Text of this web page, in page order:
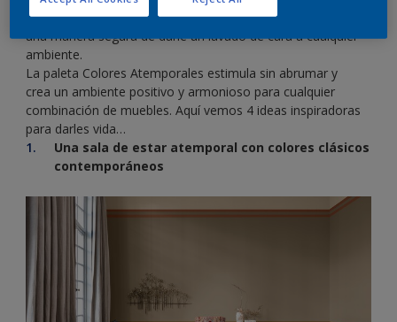
pueden funcionar en un ambiente moderno o tradicional,
una manera segura de darle un lavado de cara a cualquier
ambiente.
La paleta Colores Atemporales estimula sin abrumar y
crea un ambiente positivo y armonioso para cualquier
combinación de muebles. Aquí vemos 4 ideas inspiradoras
para darles vida…
Una sala de estar atemporal con colores clásicos
contemporáneos